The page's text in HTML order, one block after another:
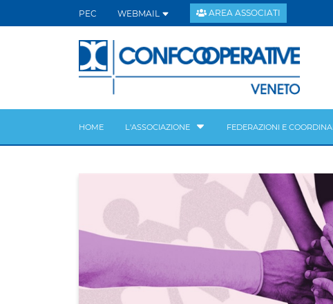
PEC WEBMAIL AREA ASSOCIATI
HOME L'ASSOCIAZIONE FEDERAZIONI E